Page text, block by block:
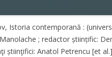
Istoria contemporană :
; redactor științific:
știinţifici: Anatol Petrencu [et